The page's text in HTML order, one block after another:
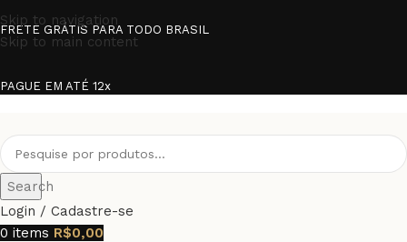
Skip to navigation
Skip to main content
FRETE GRÁTIS PARA TODO BRASIL
PAGUE EM ATÉ 12x
Search
Login / Cadastre-se
0 items R$0,00